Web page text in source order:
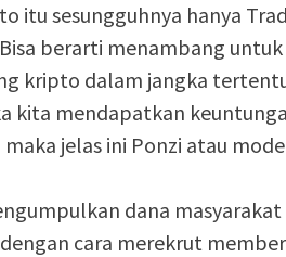
itu sesungguhnya hanya
berarti menambang
kripto dalam jangka
kita mendapatkan
jelas ini Ponzi atau
dana
cara merekrut